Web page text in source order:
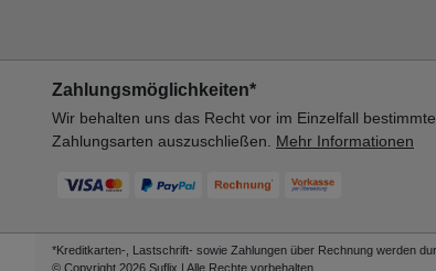
Zahlungsmöglichkeiten*
Wir behalten uns das Recht vor im Einzelfall bestimmte
Zahlungsarten auszuschließen. Mehr Informationen
*Kreditkarten-, Lastschrift- sowie Zahlungen über Rechnung werden
© Copyright 2026 Suflix | Alle Rechte vorbehalten.